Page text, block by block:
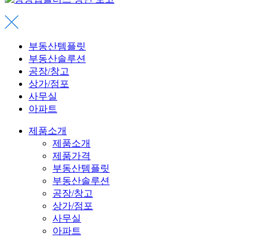
부동산템플릿
부동산솔루션
공장/창고
상가/점포
사무실
아파트
제품소개
제품소개
제품가격
부동산템플릿
부동산솔루션
공장/창고
상가/점포
사무실
아파트